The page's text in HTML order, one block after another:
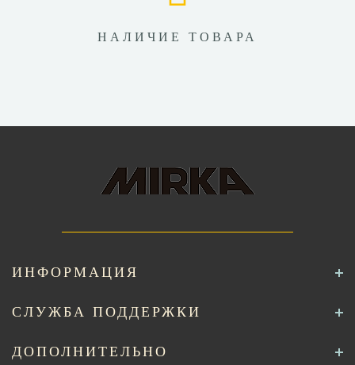
НАЛИЧИЕ ТОВАРА
ИНФОРМАЦИЯ
СЛУЖБА ПОДДЕРЖКИ
ДОПОЛНИТЕЛЬНО